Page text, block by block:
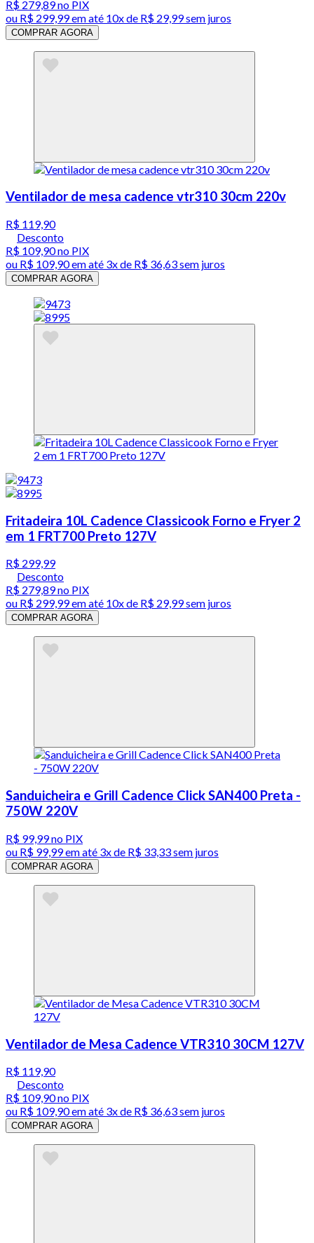
R$ 279,89no PIX
ou R$ 299,99em até 10x de R$ 29,99 sem juros
COMPRAR AGORA
Ventilador de mesa cadence vtr310 30cm 220v
R$ 119,90
Desconto
R$ 109,90no PIX
ou R$ 109,90em até 3x de R$ 36,63 sem juros
COMPRAR AGORA
Fritadeira 10L Cadence Classicook Forno e Fryer 2
em 1 FRT700 Preto 127V
R$ 299,99
Desconto
R$ 279,89no PIX
ou R$ 299,99em até 10x de R$ 29,99 sem juros
COMPRAR AGORA
Sanduicheira e Grill Cadence Click SAN400 Preta -
750W 220V
R$ 99,99no PIX
ou R$ 99,99em até 3x de R$ 33,33 sem juros
COMPRAR AGORA
Ventilador de Mesa Cadence VTR310 30CM 127V
R$ 119,90
Desconto
R$ 109,90no PIX
ou R$ 109,90em até 3x de R$ 36,63 sem juros
COMPRAR AGORA